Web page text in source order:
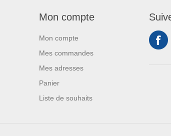
Mon compte
Mon compte
Mes commandes
Mes adresses
Panier
Liste de souhaits